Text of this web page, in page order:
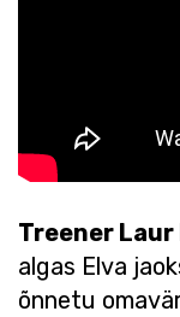
Treener
algas Elva
õnnetu